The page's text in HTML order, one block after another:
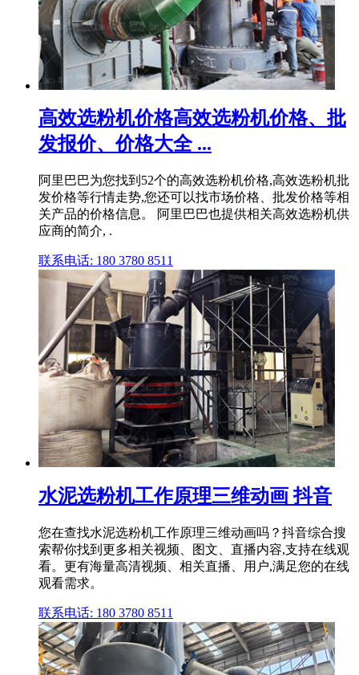
高效选粉机价格高效选粉机价格、批
发报价、价格大全 ...
阿里巴巴为您找到52个的高效选粉机价格,高效选粉机批
发价格等行情走势,您还可以找市场价格、批发价格等相
关产品的价格信息。 阿里巴巴也提供相关高效选粉机供
应商的简介, .
联系电话: 180 3780 8511
水泥选粉机工作原理三维动画 抖音
您在查找水泥选粉机工作原理三维动画吗？抖音综合搜
索帮你找到更多相关视频、图文、直播内容,支持在线观
看。更有海量高清视频、相关直播、用户,满足您的在线
观看需求。
联系电话: 180 3780 8511